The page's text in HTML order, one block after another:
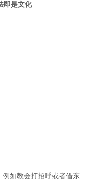
即是文化
例如教会打招呼或者借东